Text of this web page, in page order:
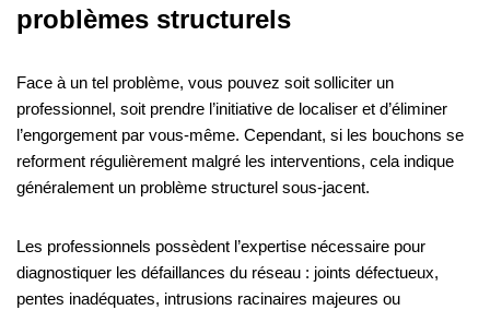
problèmes structurels
Face à un tel problème, vous pouvez soit solliciter un
professionnel, soit prendre l’initiative de localiser et d’éliminer
l’engorgement par vous-même. Cependant, si les bouchons se
reforment régulièrement malgré les interventions, cela indique
généralement un problème structurel sous-jacent.
Les professionnels possèdent l’expertise nécessaire pour
diagnostiquer les défaillances du réseau : joints défectueux,
pentes inadéquates, intrusions racinaires majeures ou